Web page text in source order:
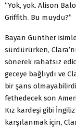
“Yok, yok. Alison
Griffith. Bu muydu?”
Bayan Gunther
sürdürürken,
sönerek rahatsız
geceye bağlıydı ve
bir şans
fethedecek son
Kız kardeşi gibi
karşılanmak için,